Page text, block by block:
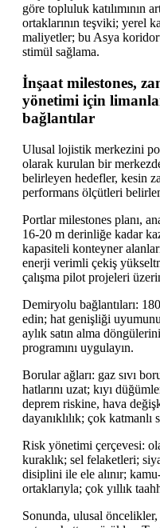
göre topluluk katılımının
ortaklarının teşviki; yerel
maliyetler; bu Asya
stimül sağlama.
İnşaat milestones,
yönetimi için
bağlantılar
Ulusal lojistik merkezini
olarak kurulan bir
belirleyen hedefler, kesin
performans ölçütleri
Portlar milestones planı,
16-20 m derinliğe kadar
kapasiteli konteyner
enerji verimli çekiş
çalışma pilot projeleri
Demiryolu bağlantıları:
edin; hat genişliği
aylık satın alma
programını uygulayın.
Borular ağları: gaz sıvı
hatlarını uzat; kıyı
deprem riskine, hava
dayanıklılık; çok katmanlı
Risk yönetimi çerçevesi:
kuraklık; sel felaketleri;
disiplini ile ele alınır;
ortaklarıyla; çok yıllık
Sonunda, ulusal